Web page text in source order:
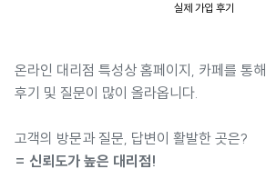
실제 가입 후기
온라인 대리점 특성상 홈페이지, 카페를 통해
후기 및 질문이 많이 올라옵니다.
고객의 방문과 질문, 답변이 활발한 곳은?
= 신뢰도가 높은 대리점!